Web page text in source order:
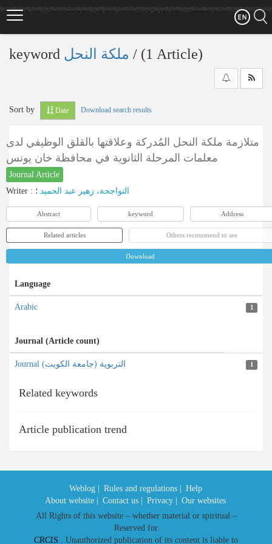
Skip
keyword ‎/ (1 Article)
Sort by Date Download search results
متلازمة ملكة النحل المُدركة وعلاقتها بالقلق الوظيفي لدى
معلمات المرحلة الثانوية في محافظة خان يونس
Journal Article
Writer : النواجحة، زهير عبد الحميد ؛
Abstract keyword Address
Related articles Others recommend to see
Download
Language
Arabic 1
Journal (Article count)
Journal التربویة (جامعة الکویت) 1
Related keywords
Article publication trend
Weblog | Rules and regulations |
Help
About website |
Contact us | Privacy |
Our websites
All Rights of this website – whether material or spiritual –
Reserved for
CRCIS . Unauthorized publication of its content is liable to